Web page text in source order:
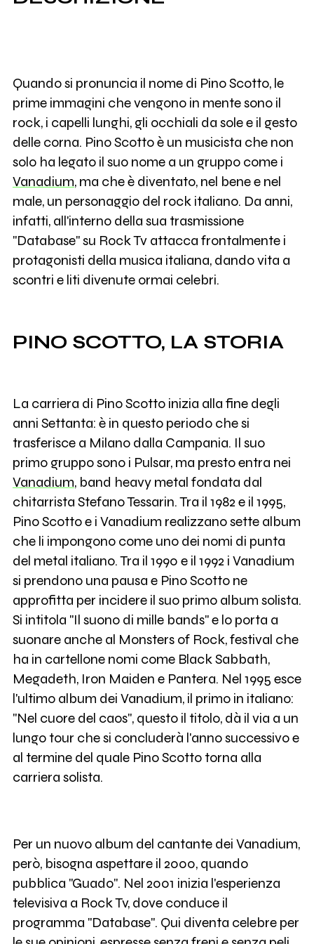
Quando si pronuncia il nome di Pino Scotto, le
prime immagini che vengono in mente sono il
rock, i capelli lunghi, gli occhiali da sole e il gesto
delle corna. Pino Scotto è un musicista che non
solo ha legato il suo nome a un gruppo come i
Vanadium, ma che è diventato, nel bene e nel
male, un personaggio del rock italiano. Da anni,
infatti, all'interno della sua trasmissione
"Database" su Rock Tv attacca frontalmente i
protagonisti della musica italiana, dando vita a
scontri e liti divenute ormai celebri.
PINO SCOTTO, LA STORIA
La carriera di Pino Scotto inizia alla fine degli
anni Settanta: è in questo periodo che si
trasferisce a Milano dalla Campania. Il suo
primo gruppo sono i Pulsar, ma presto entra nei
Vanadium, band heavy metal fondata dal
chitarrista Stefano Tessarin. Tra il 1982 e il 1995,
Pino Scotto e i Vanadium realizzano sette album
che li impongono come uno dei nomi di punta
del metal italiano. Tra il 1990 e il 1992 i Vanadium
si prendono una pausa e Pino Scotto ne
approfitta per incidere il suo primo album solista.
Si intitola "Il suono di mille bands" e lo porta a
suonare anche al Monsters of Rock, festival che
ha in cartellone nomi come Black Sabbath,
Megadeth, Iron Maiden e Pantera. Nel 1995 esce
l'ultimo album dei Vanadium, il primo in italiano:
"Nel cuore del caos", questo il titolo, dà il via a un
lungo tour che si concluderà l'anno successivo e
al termine del quale Pino Scotto torna alla
carriera solista.
Per un nuovo album del cantante dei Vanadium,
però, bisogna aspettare il 2000, quando
pubblica "Guado". Nel 2001 inizia l'esperienza
televisiva a Rock Tv, dove conduce il
programma "Database". Qui diventa celebre per